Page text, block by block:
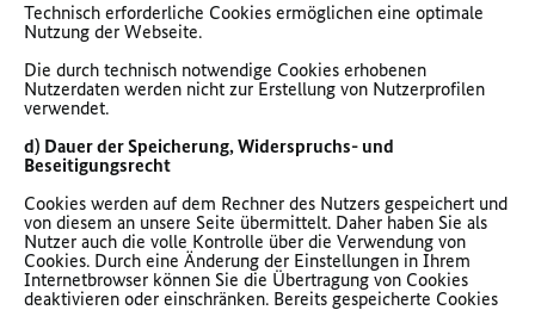
Technisch erforderliche Cookies ermöglichen eine optimale
Nutzung der Webseite.
Die durch technisch notwendige Cookies erhobenen
Nutzerdaten werden nicht zur Erstellung von Nutzerprofilen
verwendet.
d) Dauer der Speicherung, Widerspruchs- und
Beseitigungsrecht
Cookies werden auf dem Rechner des Nutzers gespeichert und
von diesem an unsere Seite übermittelt. Daher haben Sie als
Nutzer auch die volle Kontrolle über die Verwendung von
Cookies. Durch eine Änderung der Einstellungen in Ihrem
Internetbrowser können Sie die Übertragung von Cookies
deaktivieren oder einschränken. Bereits gespeicherte Cookies